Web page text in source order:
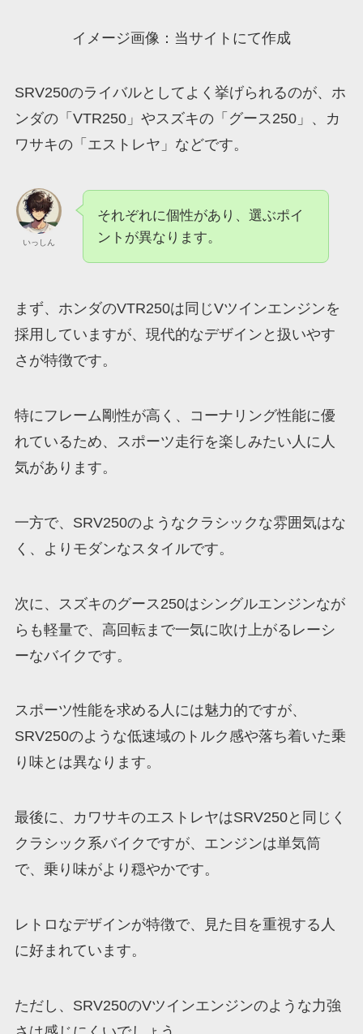
イメージ画像：当サイトにて作成
SRV250のライバルとしてよく挙げられるのが、ホ
ンダの「VTR250」やスズキの「グース250」、カ
ワサキの「エストレヤ」などです。
いっしん
それぞれに個性があり、選ぶポイ
ントが異なります。
まず、ホンダのVTR250は同じVツインエンジンを
採用していますが、現代的なデザインと扱いやす
さが特徴です。
特にフレーム剛性が高く、コーナリング性能に優
れているため、スポーツ走行を楽しみたい人に人
気があります。
一方で、SRV250のようなクラシックな雰囲気はな
く、よりモダンなスタイルです。
次に、スズキのグース250はシングルエンジンなが
らも軽量で、高回転まで一気に吹け上がるレーシ
ーなバイクです。
スポーツ性能を求める人には魅力的ですが、
SRV250のような低速域のトルク感や落ち着いた乗
り味とは異なります。
最後に、カワサキのエストレヤはSRV250と同じく
クラシック系バイクですが、エンジンは単気筒
で、乗り味がより穏やかです。
レトロなデザインが特徴で、見た目を重視する人
に好まれています。
ただし、SRV250のVツインエンジンのような力強